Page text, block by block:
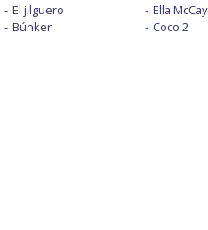
El jilguero
Búnker
Ella McCay
Coco 2